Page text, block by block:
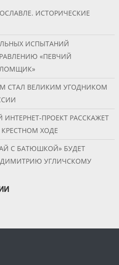
ИСТОРИЧЕСКИЕ
ИСПЫТАНИЙ
«ПЕВЧИЙ
СТАЛ ВЕЛИКИМ УГОДНИКОМ
ПРОЕКТ РАССКАЖЕТ
ХОДЕ
С БАТЮШКОЙ» БУДЕТ
УГЛИЧСКОМУ